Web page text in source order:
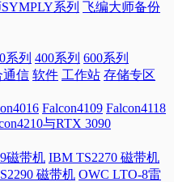
系列 飞编大师备份
系列 400系列 600系列
通信 软件 工作站 存储专区
Falcon4109 Falcon4118
与RTX 3090
磁带机 IBM TS2270 磁带机
磁带机 OWC LTO-8雷